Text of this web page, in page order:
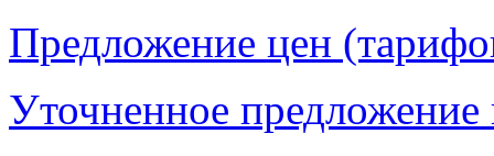
Предложение цен
Уточненное